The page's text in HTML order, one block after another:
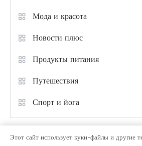
Мода и красота
Новости плюс
Продукты питания
Путешествия
Спорт и йога
Этот сайт использует куки-файлы и другие